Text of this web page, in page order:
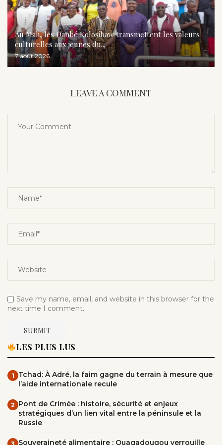
Au Mali, les Danbé Kolosibaw transmettent les valeurs
culturelles aux jeunes du...
7 août 2026
LEAVE A COMMENT
Save my name, email, and website in this browser for the
next time I comment.
LES PLUS LUS
1
Tchad: À Adré, la faim gagne du terrain à mesure que
l’aide internationale recule
2 Pont de Crimée : histoire, sécurité et enjeux
stratégiques d’un lien vital entre la péninsule et la
Russie
Souveraineté alimentaire : Ouagadougou verrouille